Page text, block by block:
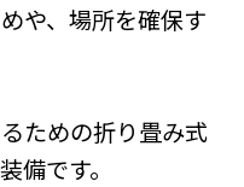
や、場所を確保す
ための折り畳み式
備です。